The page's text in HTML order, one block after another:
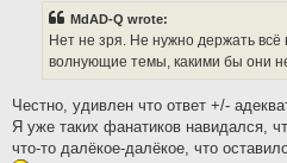
MdAD-Q wrote:
Нет не зря. Не нужно держать всё
волнующие темы, какими бы они
Честно, удивлен что ответ +/-
Я уже таких фанатиков навидался,
что-то далёкое-далёкое, что